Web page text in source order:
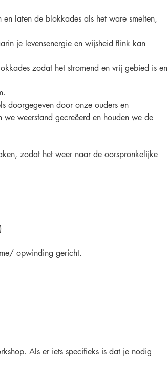
laten de blokkades als het ware smelten,
je levensenergie en wijsheid flink kan
zodat het stromend en vrij gebied is en
doorgegeven door onze ouders en
weerstand gecreëerd en houden we de
zodat het weer naar de oorspronkelijke
opwinding gericht.
Als er iets specifieks is dat je nodig